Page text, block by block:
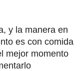
y la manera en
es con comida
mejor momento